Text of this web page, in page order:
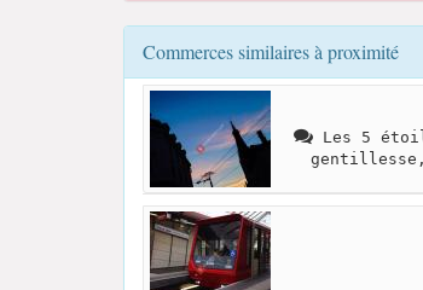
Commerces similaires à proximité
Les 5